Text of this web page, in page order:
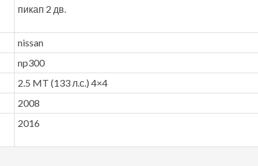
пикап 2 дв.
nissan
np300
2.5 MT (133 л.с.) 4×4
2008
2016